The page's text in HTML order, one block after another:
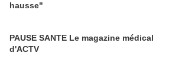
hausse"
PAUSE SANTE Le magazine médical
d'ACTV